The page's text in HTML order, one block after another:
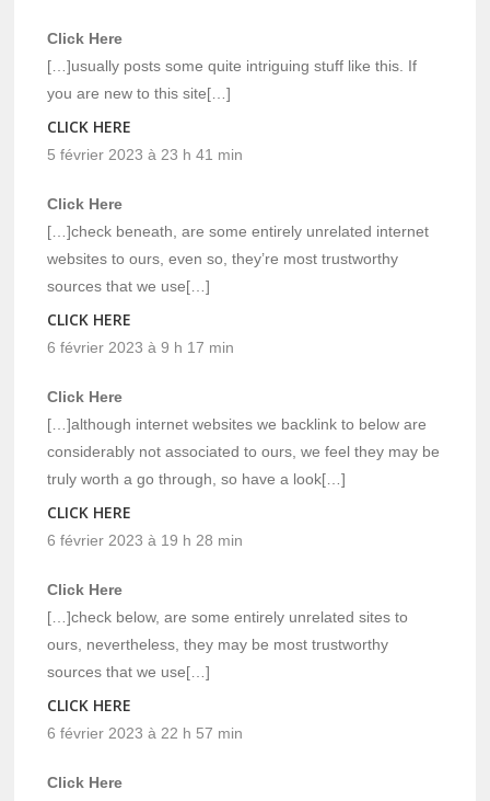
Click Here
[…]usually posts some quite intriguing stuff like this. If
you are new to this site[…]
CLICK HERE
5 février 2023 à 23 h 41 min
Click Here
[…]check beneath, are some entirely unrelated internet
websites to ours, even so, they’re most trustworthy
sources that we use[…]
CLICK HERE
6 février 2023 à 9 h 17 min
Click Here
[…]although internet websites we backlink to below are
considerably not associated to ours, we feel they may be
truly worth a go through, so have a look[…]
CLICK HERE
6 février 2023 à 19 h 28 min
Click Here
[…]check below, are some entirely unrelated sites to
ours, nevertheless, they may be most trustworthy
sources that we use[…]
CLICK HERE
6 février 2023 à 22 h 57 min
Click Here